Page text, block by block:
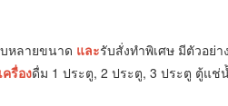
หลายขนาด และรับสั่งทำพิเศษ มีตัวอย่
เครื่องดื่ม 1 ประตู, 2 ประตู, 3 ประตู ตู้แ